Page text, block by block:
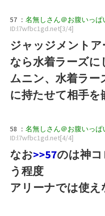
57 ： 名無しさん＠お腹いっぱ
ID:l7wfbc1gd.net[3/4]
ジャッジメント
なら水着ラーズに
ムニン、水着ラー
に持たせて相手を
58 ： 名無しさん＠お腹いっぱ
ID:l7wfbc1gd.net[4/4]
なお>>57のは神
う程度
アリーナでは使え